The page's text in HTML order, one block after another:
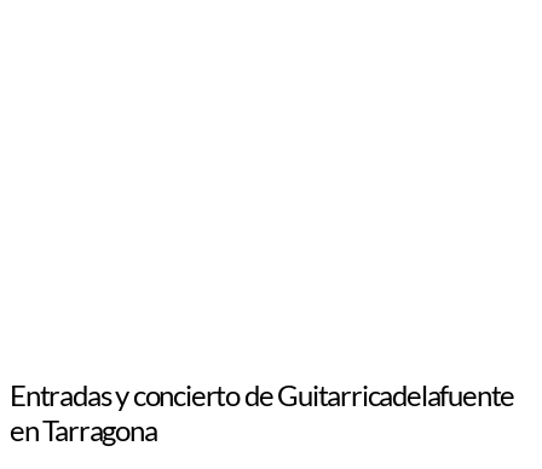
Entradas y concierto de Guitarricadelafuente
en Tarragona